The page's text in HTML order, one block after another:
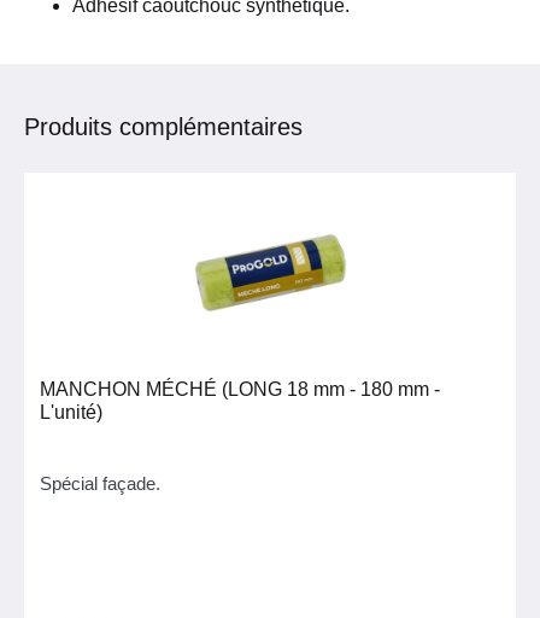
Adhésif caoutchouc synthétique.
Produits complémentaires
MANCHON MÉCHÉ (LONG 18 mm - 180 mm -
L'unité)
Spécial façade.